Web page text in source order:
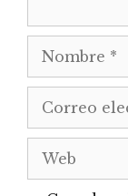
Nombre
electrónico